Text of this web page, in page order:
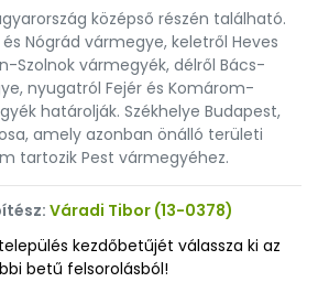
középső részén található.
és Nógrád vármegye, keletről Heves
Szolnok vármegyék, délről Bács-
nyugatról Fejér és Komárom-
határolják. Székhelye Budapest,
amely azonban önálló területi
tartozik Pest vármegyéhez.
Váradi Tibor (13-0378)
kezdőbetűjét válassza ki az
betű felsorolásból!